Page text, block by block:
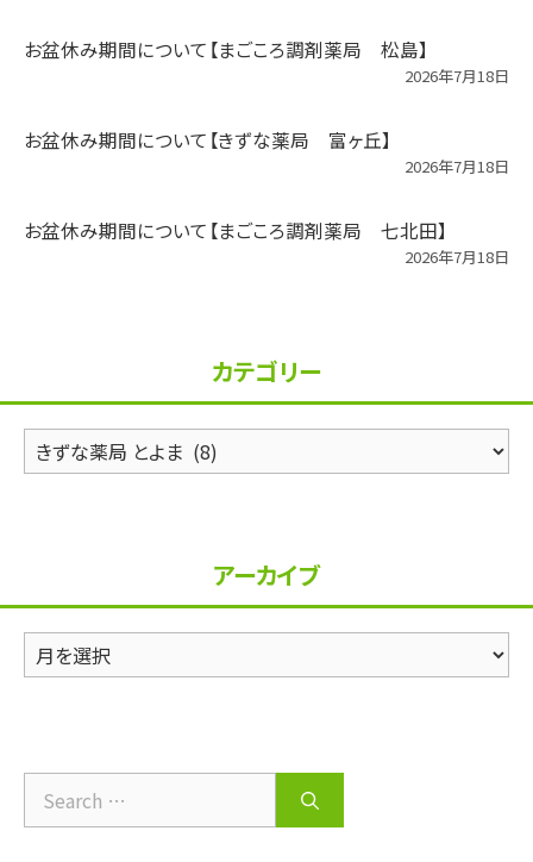
お盆休み期間について【まごころ調剤薬局 松島】
2026年7月18日
お盆休み期間について【きずな薬局 富ヶ丘】
2026年7月18日
お盆休み期間について【まごころ調剤薬局 七北田】
2026年7月18日
カテゴリー
カ
テ
アーカイブ
ア
ー
ブSearch
for: